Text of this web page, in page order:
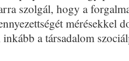
szolgál, hogy a
méré­sekkel
a társadalom